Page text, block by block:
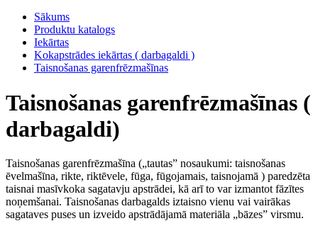
Sākums
Produktu katalogs
Iekārtas
Kokapstrādes iekārtas ( darbagaldi )
Taisnošanas garenfrēzmašīnas
Taisnošanas garenfrēzmašīnas (
darbagaldi)
Taisnošanas garenfrēzmašīna („tautas” nosaukumi: taisnošanas
ēvelmašīna, rikte, riktēvele, fūga, fūgojamais, taisnojamā ) paredzēta
taisnai masīvkoka sagatavju apstrādei, kā arī to var izmantot fāzītes
noņemšanai. Taisnošanas darbagalds iztaisno vienu vai vairākas
sagataves puses un izveido apstrādājamā materiāla „bāzes” virsmu.